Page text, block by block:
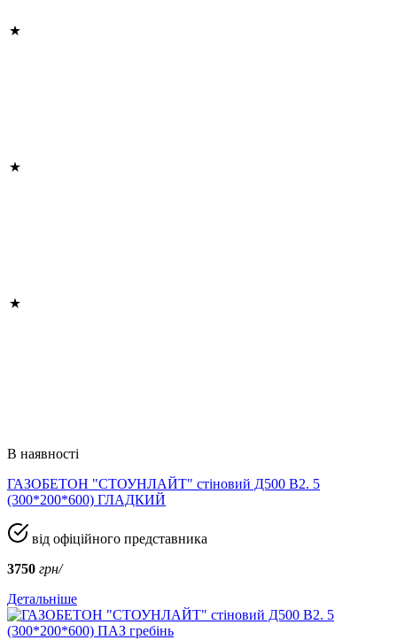
В наявності
ГАЗОБЕТОН "СТОУНЛАЙТ" стіновий Д500 В2. 5
(300*200*600) ГЛАДКИЙ
від офіційного представника
3750 грн/
Детальніше